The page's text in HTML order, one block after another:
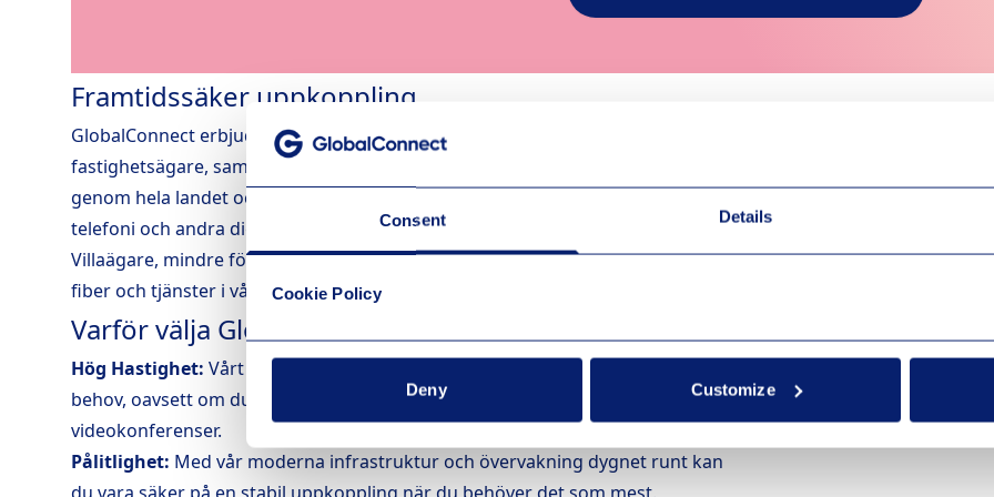
Consent Details
Cookie Policy
Deny Customize
Framtidssäker uppkoppling
GlobalConnect erbjuder många lösningar för fiber till bostadsrättsföreningar,
fastighetsägare, samfälligheter och företag. Vårt öppna och neutrala nät byggs
genom hela landet och vi har marknadens bredaste utbud av bredband, TV,
telefoni och andra digitala tjänster.
Villaägare, mindre företag och flerfamiljshus/bostadsrättsföreningar beställer
fiber och tjänster i vår beställningsportal.
Varför välja GlobalConnects bredband?
Hög Hastighet: Vårt fibernätverk erbjuder hastigheter som möter alla dina
behov, oavsett om du streamar filmer, spelar online-spel eller deltar i
videokonferenser.
Pålitlighet: Med vår moderna infrastruktur och övervakning dygnet runt kan